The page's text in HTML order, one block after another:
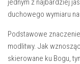
jednym z najbardziej
duchowego wymiaru
Podstawowe
modlitwy. Jak
⁤skierowane ku Bogu,